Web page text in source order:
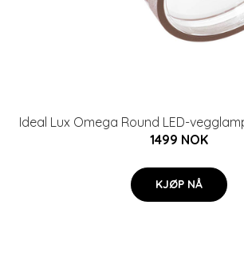
Ideal Lux Omega Round LED-
1499 NOK
KJØP NÅ